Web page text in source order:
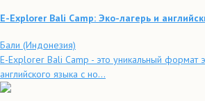
E-Explorer Bali Camp: Эко-лагерь и
Бали (Индонезия)
E-Explorer Bali Camp - это уникальный формат
английского языка с но...